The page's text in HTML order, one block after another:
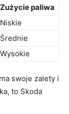
Zużycie paliwa
Niskie
Średnie
Wysokie
swoje⁣ zalety i
to⁣ Skoda